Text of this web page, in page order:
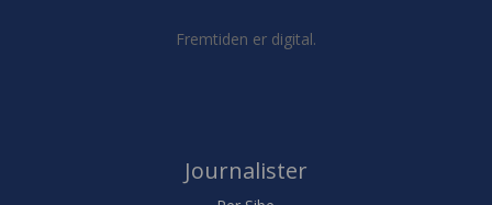
Fremtiden er digital.
Journalister